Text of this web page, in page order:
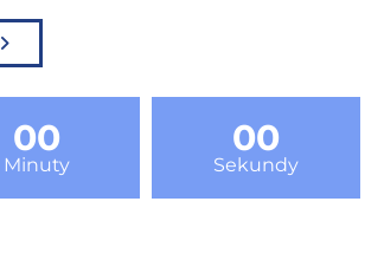
00
Minuty
00
Sekundy